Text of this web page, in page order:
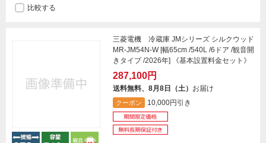
比較する
三菱電機 冷蔵庫 JMシリーズ シルクウッド
MR-JM54N-W [幅65cm /540L /6ドア /観音開
きタイプ /2026年] 《基本設置料金セット》
287,100円
送料無料、8月8日（土） お届け
クーポン 10,000円引き